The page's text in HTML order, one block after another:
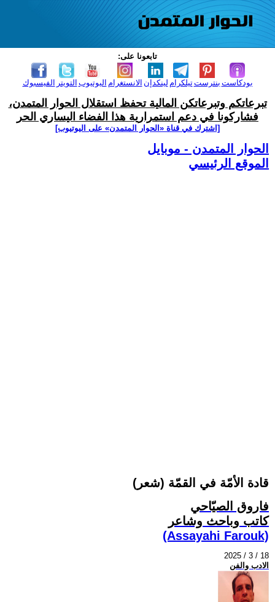
تابعونا على:
الفيسبوك التويتر اليوتيوب الانستغرام لينكدإن تيلكرامبنترست بودكاست
تبرعاتكم وتبرعاتكن المالية تحفظ استقلال الحوار المتمدن،
فشاركونا في دعم استمرارية هذا الفضاء اليساري الحر
[اشترك في قناة ‫«الحوار المتمدن» على اليوتيوب]
الحوار المتمدن - موبايل
الموقع الرئيسي
قادة الأمّة في القمّة (شعر)
فاروق الصيّاحي
كاتب وباحث وشاعر
(Assayahi Farouk)
2025 / 3 / 18
الادب والفن